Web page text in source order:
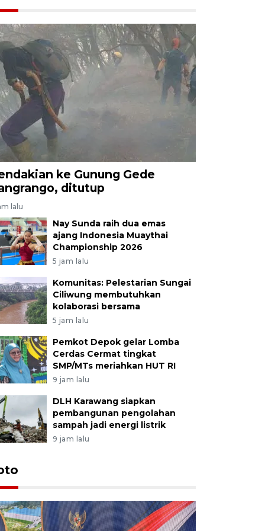
ke Gunung Gede
ditutup
lalu
Nay Sunda raih dua emas
ajang Indonesia Muaythai
Championship 2026
5 jam lalu
Komunitas: Pelestarian Sungai
Ciliwung membutuhkan
kolaborasi bersama
5 jam lalu
Pemkot Depok gelar Lomba
Cerdas Cermat tingkat
SMP/MTs meriahkan HUT RI
9 jam lalu
DLH Karawang siapkan
pembangunan pengolahan
sampah jadi energi listrik
9 jam lalu